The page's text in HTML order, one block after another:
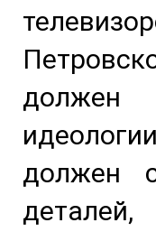
должен
должен